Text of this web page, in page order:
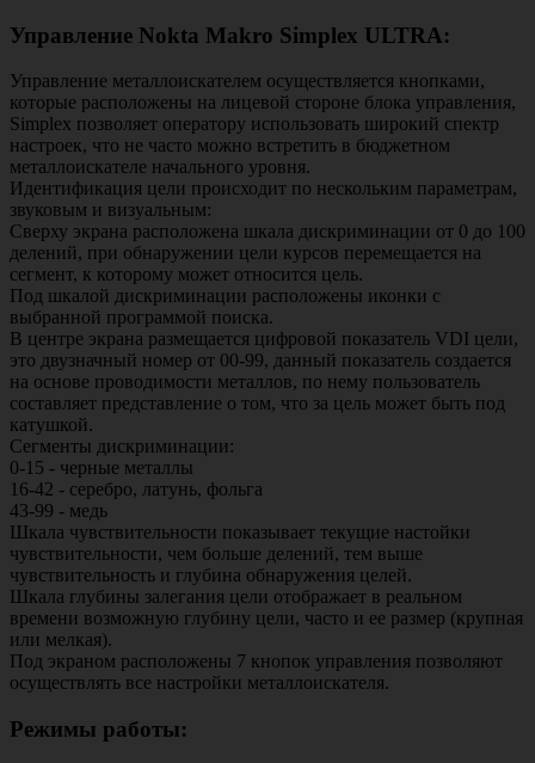
Управление Nokta Makro Simplex ULTRA:
Управление металлоискателем осуществляется кнопками,
которые расположены на лицевой стороне блока управления,
Simplex позволяет оператору использовать широкий спектр
настроек, что не часто можно встретить в бюджетном
металлоискателе начального уровня.
Идентификация цели происходит по нескольким параметрам,
звуковым и визуальным:
Сверху экрана расположена шкала дискриминации от 0 до 100
делений, при обнаружении цели курсов перемещается на
сегмент, к которому может относится цель.
Под шкалой дискриминации расположены иконки с
выбранной программой поиска.
В центре экрана размещается цифровой показатель VDI цели,
это двузначный номер от 00-99, данный показатель создается
на основе проводимости металлов, по нему пользователь
составляет представление о том, что за цель может быть под
катушкой.
Сегменты дискриминации:
0-15 - черные металлы
16-42 - серебро, латунь, фольга
43-99 - медь
Шкала чувствительности показывает текущие настойки
чувствительности, чем больше делений, тем выше
чувствительность и глубина обнаружения целей.
Шкала глубины залегания цели отображает в реальном
времени возможную глубину цели, часто и ее размер (крупная
или мелкая).
Под экраном расположены 7 кнопок управления позволяют
осуществлять все настройки металлоискателя.
Режимы работы: